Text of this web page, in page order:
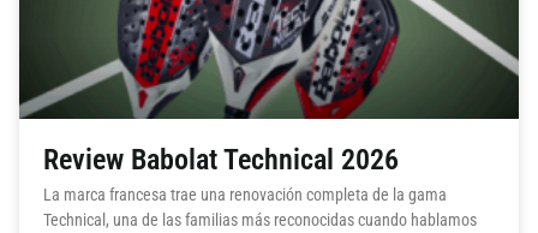
Review Babolat Technical 2026
La marca francesa trae una renovación completa de la gama
Technical, una de las familias más reconocidas cuando hablamos